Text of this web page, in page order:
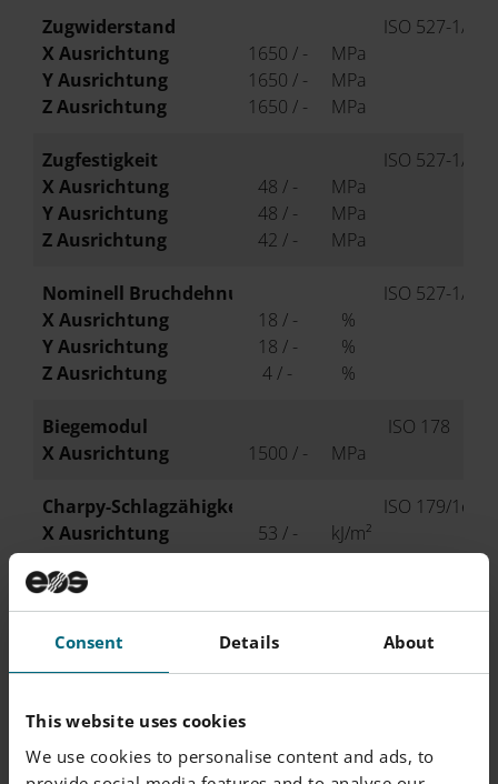
Consent Details About
This website uses cookies
We use cookies to personalise content and ads, to
Zugwiderstand
X Ausrichtung
Y Ausrichtung
Z Ausrichtung
1650 / -
1650 / -
1650 / -
MPa
MPa
MPa
ISO 527-1/-2
Zugfestigkeit
X Ausrichtung
Y Ausrichtung
Z Ausrichtung
48 / -
48 / -
42 / -
MPa
MPa
MPa
ISO 527-1/-2
Nominell Bruchdehnung
X Ausrichtung
Y Ausrichtung
Z Ausrichtung
18 / -
18 / -
4 / -
%
%
%
ISO 527-1/-2
Biegemodul
X Ausrichtung
1500 / - MPa
ISO 178
Charpy-Schlagzähigkeit (+23°C)
X Ausrichtung
53 / - kJ/m²
ISO 179/1eU
Charpy-Kerbschlagzähigkeit (+23°C)
X Ausrichtung
4.8 / - kJ/m²
Izod-Kerbschlagzähigkeit (+23°C)
Shorehärte D
X Ausrichtung
ISO 7619-1